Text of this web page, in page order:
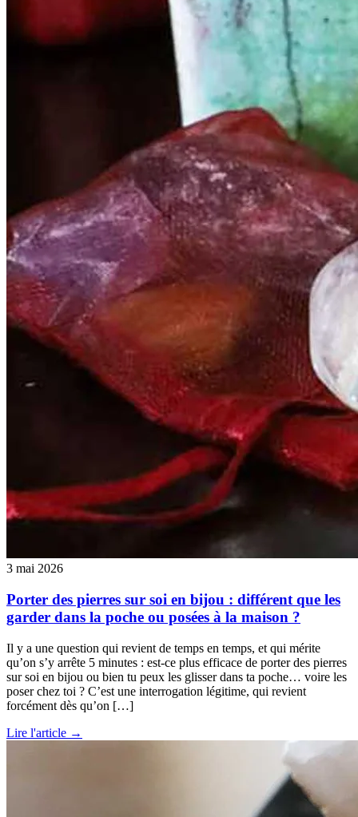
3 mai 2026
Porter des pierres sur soi en bijou : différent que les
garder dans la poche ou posées à la maison ?
Il y a une question qui revient de temps en temps, et qui mérite
qu’on s’y arrête 5 minutes : est-ce plus efficace de porter des pierres
sur soi en bijou ou bien tu peux les glisser dans ta poche… voire les
poser chez toi ? C’est une interrogation légitime, qui revient
forcément dès qu’on […]
Lire l'article →